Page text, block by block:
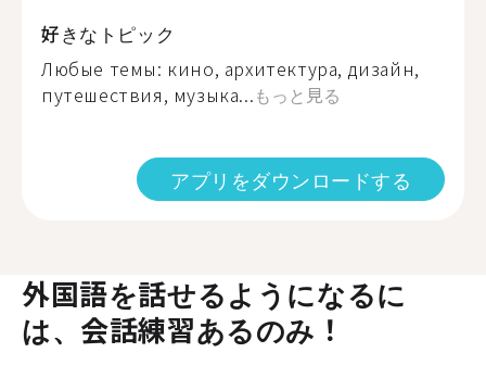
好きなトピック
Любые темы: кино, архитектура, дизайн,
путешествия, музыка...もっと見る
アプリをダウンロードする
外国語を話せるようになるに
は、会話練習あるのみ！